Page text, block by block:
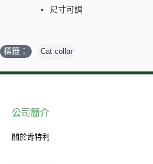
尺寸可調
標籤： Cat collar
公司簡介
關於肯特利